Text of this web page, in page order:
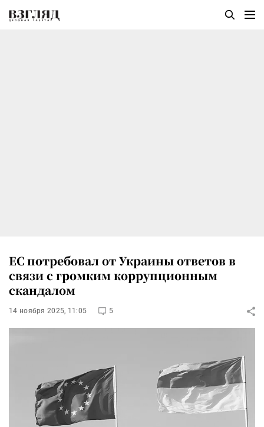
ЕС потребовал от Украины ответов в
связи с громким коррупционным
скандалом
14 ноября 2025, 11:05 5